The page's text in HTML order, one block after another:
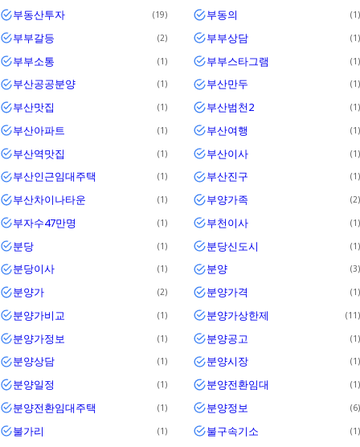
부동산투자 19 부동의 1
부부갈등 2 부부상담 1
부부소통 1 부부스타그램 1
부산공공분양 1 부산만두 1
부산맛집 1 부산범천2 1
부산아파트 1 부산여행 1
부산역맛집 1 부산이사 1
부산인근임대주택 1 부산진구 1
부산차이나타운 1 부양가족 2
부자수47만명 1 부천이사 1
분당 1 분당신도시 1
분당이사 1 분양 3
분양가 2 분양가격 1
분양가비교 1 분양가상한제 11
분양가정보 1 분양공고 1
분양상담 1 분양시장 1
분양일정 1 분양전환임대 1
분양전환임대주택 1 분양정보 6
불가리 1 불구속기소 1